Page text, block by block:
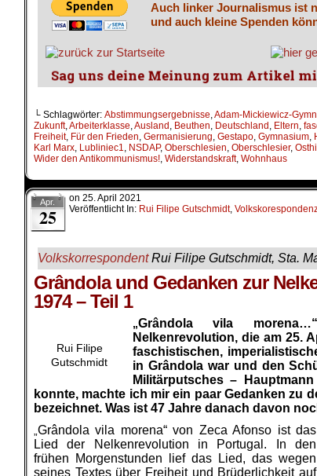
Auch linker Journalismus ist
und auch kleine Spenden
└ Schlagwörter: Abstimmungsergebnisse,Adam­-Mickiewicz-
Zukunft,Arbeiterklasse,Ausland , Beuthen, Deutschland , Eltern,
Freiheit, Für den Frieden, Germanisierung, Gestapo, Gymnasium,
Karl Marx, Lubliniec1, NSDAP, Oberschlesien, Oberschlesier,
Wider den Antikommunismus!, Widerstandskraft, Wohnhaus
Apr.
25
on 25. April 2021
Veröffentlicht In: Rui Filipe Gutschmidt,
VolkskorrespondentRui Filipe Gutschmidt, Sta.
Grândola und Gedanken zur
1974 – Teil 1
Rui Filipe
Gutschmidt
„Grândola vila
Nelkenrevolution, die am 25.
faschistischen,
in Grândola war und den
Militärputsches –
konnte, machte ich mir ein paar Gedanken zu
bezeichnet. Was ist 47 Jahre danach davon
Grândola vila morena“ von Zeca Afonso ist das
Lied der Nelkenrevolution in Portugal. In den
frühen Morgenstunden lief das Lied, das wegen
seines Textes über Freiheit und Brüderlichkeit auf